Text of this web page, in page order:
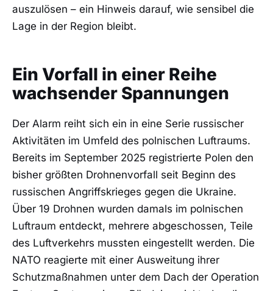
auszulösen – ein Hinweis darauf, wie sensibel die
Lage in der Region bleibt.
Ein Vorfall in einer Reihe
wachsender Spannungen
Der Alarm reiht sich ein in eine Serie russischer
Aktivitäten im Umfeld des polnischen Luftraums.
Bereits im September 2025 registrierte Polen den
bisher größten Drohnenvorfall seit Beginn des
russischen Angriffskrieges gegen die Ukraine.
Über 19 Drohnen wurden damals im polnischen
Luftraum entdeckt, mehrere abgeschossen, Teile
des Luftverkehrs mussten eingestellt werden. Die
NATO reagierte mit einer Ausweitung ihrer
Schutzmaßnahmen unter dem Dach der Operation